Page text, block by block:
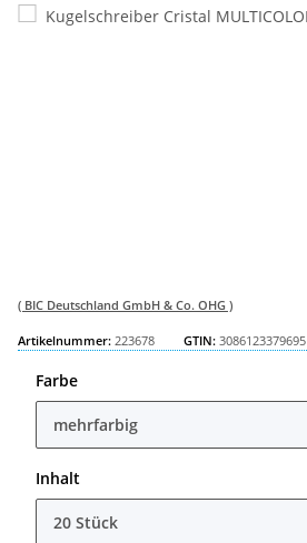
( BIC Deutschland GmbH & Co. OHG )
Artikelnummer: 223678 GTIN: 3086123379695
Farbe
mehrfarbig
Inhalt
20 Stück